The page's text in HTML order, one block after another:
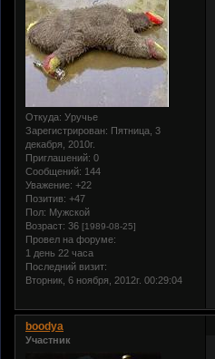
Откуда: Уручье
Зарегистрирован: Пятница, 3
декабря, 2010г.
Приглашений: 0
Сообщений: 144
Уважение: +22
Позитив: +47
Пол: Мужской
Возраст: 36 [1989-08-25]
Провел на форуме:
1 день 22 часа
Последний визит:
Вторник, 6 ноября, 2012г. 00:29:04
boodya
Участник